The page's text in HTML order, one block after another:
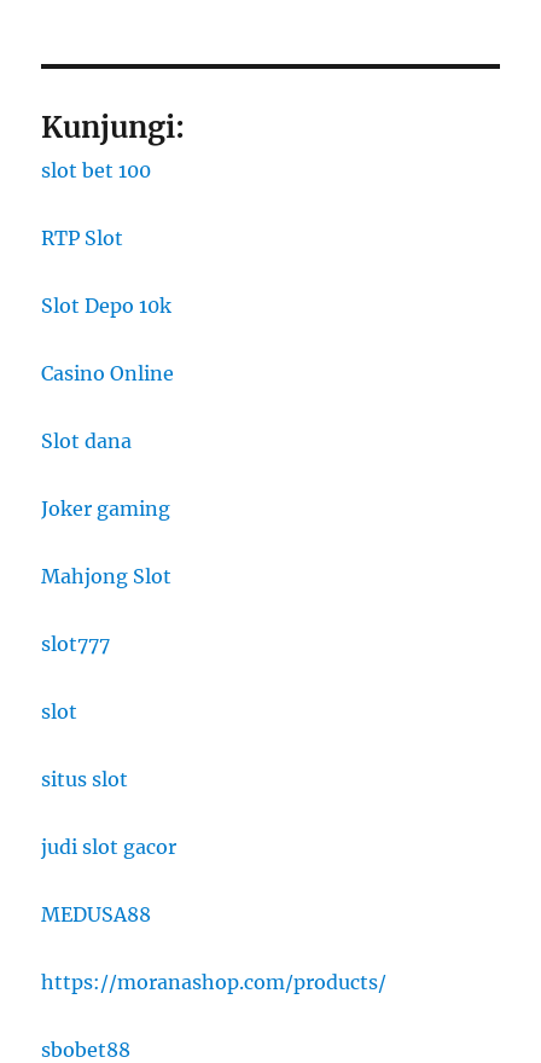
Kunjungi:
slot bet 100
RTP Slot
Slot Depo 10k
Casino Online
Slot dana
Joker gaming
Mahjong Slot
slot777
slot
situs slot
judi slot gacor
MEDUSA88
https://moranashop.com/products/
sbobet88